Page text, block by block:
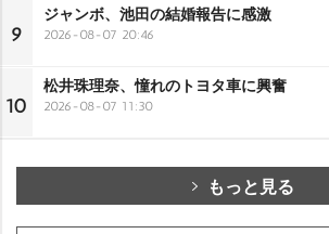
9
ジャンボ、池田の結婚報告に感激
2026-08-07 20:46
10
松井珠理奈、憧れのトヨタ車に興奮
2026-08-07 11:30
もっと見る